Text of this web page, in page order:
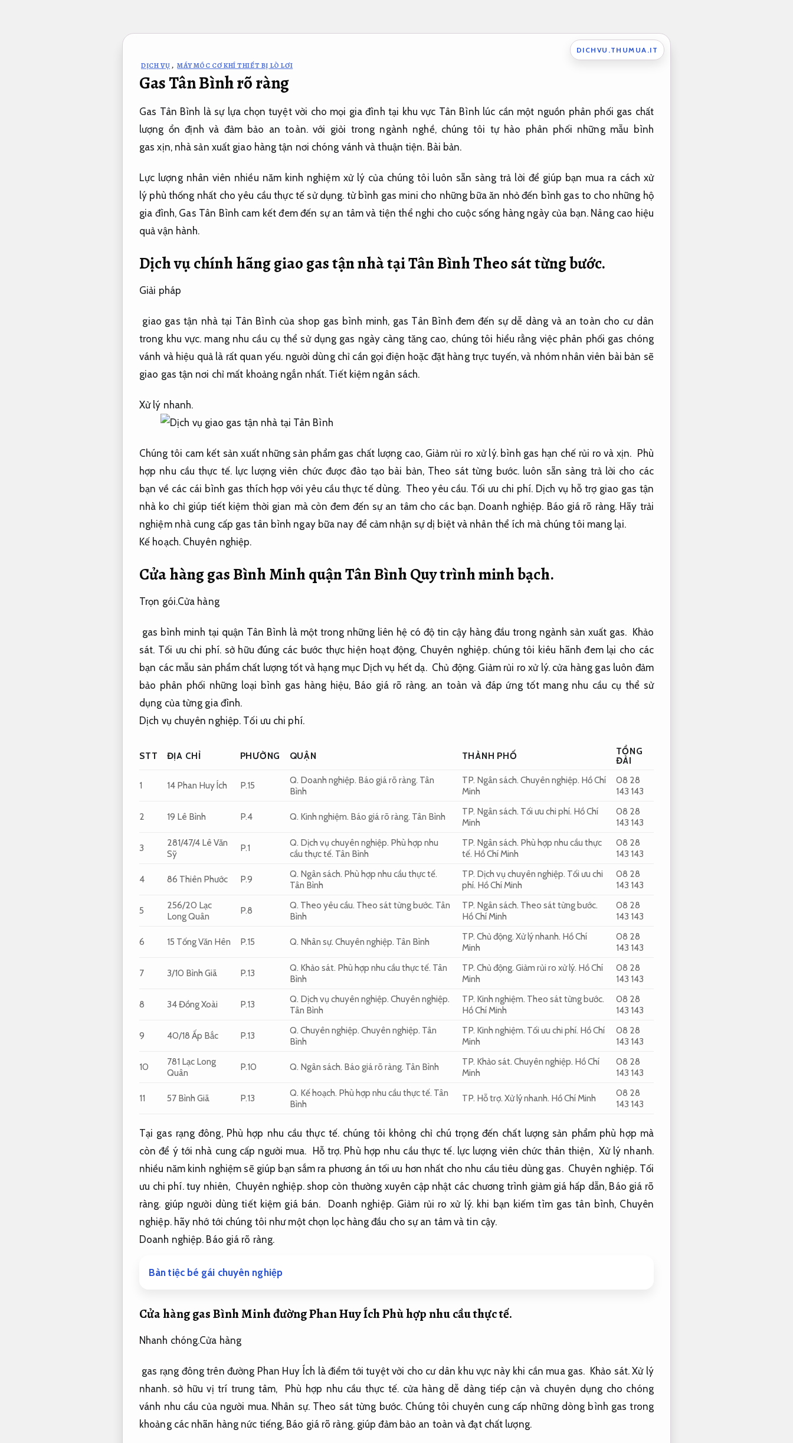
DICHVU.THUMUA.IT
DỊCH VỤ, MÁY MÓC CƠ KHÍ THIẾT BỊ LÒ LƠI
Gas Tân Bình rõ ràng
Gas Tân Bình là sự lựa chọn tuyệt vời cho mọi gia đình tại khu vực Tân Bình lúc cần một nguồn phân phối gas chất
lượng ổn định và đảm bảo an toàn.với giỏi trong ngành nghề, chúng tôi tự hào phân phối những mẫu bình
gasxịn, nhà sản xuất giao hàng tận nơi chóng vánh vàthuận tiện. Bài bản.
Lực lượng nhân viên nhiều năm kinh nghiệm xử lýcủa chúng tôi luôn sẵn sàngtrả lời để giúp bạn mua ra cách xử
lý phùthống nhất cho yêu cầu thực tế sử dụng. từbình gas mini cho những bữa ăn nhỏđến bình gas to cho những hộ
gia đình, Gas Tân Bình cam kếtđem đến sự an tâm và tiện thểnghi cho cuộc sống hàng ngày của bạn. Nâng cao hiệu
quả vận hành.
Dịch vụ chính hãng giao gas tận nhà tại Tân BìnhTheo sát từng bước.
Giải pháp
giao gas tận nhà tại Tân Bình của shop gas bình minh, gas Tân Bìnhđem đến sự dễ dàng và an toàn cho cư dân
trong khu vực. mangnhu cầu cụ thể sử dụng gas ngày càng tăng cao, chúng tôi hiểu rằng việc phân phối gas chóng
vánh và hiệu quả là rất quan yếu. người dùngchỉ cần gọi điện hoặc đặt hàng trực tuyến, và nhóm nhân viên bài bản sẽ
giao gas tận nơi chỉ mất khoảng ngắn nhất. Tiết kiệm ngân sách.
Xử lý nhanh.
Chúng tôi cam kết sản xuất nhữngsản phẩm gas chất lượng cao, Giảm rủi ro xử lý.bình gas hạn chế rủi ro vàxịn. Phù
hợp nhu cầu thực tế. lực lượng viên chứcđược đào tạo bài bản, Theo sát từng bước. luôn sẵn sàng trả lời cho các
bạn về các cái bình gasthích hợp với yêu cầu thực tế dùng. Theo yêu cầu. Tối ưu chi phí. Dịch vụ hỗ trợgiao gas tận
nhà ko chỉ giúp tiết kiệm thời gian mà cònđem đến sự an tâm cho các bạn. Doanh nghiệp. Báo giá rõ ràng. Hãy trải
nghiệm nhà cung cấp gas tân bình ngay bữa nay để cảm nhận sự dị biệtvà nhân thể ích mà chúng tôi mang lại.
Kế hoạch. Chuyên nghiệp.
Cửa hàng gas Bình Minh quận Tân BìnhQuy trình minh bạch.
Trọn gói.Cửa hàng
gas bình minh tại quận Tân Bình là mộttrong những liên hệ có độ tin cậy hàng đầu trong ngành sản xuất gas. Khảo
sát. Tối ưu chi phí. sở hữu đúng các bước thực hiện hoạt động, Chuyên nghiệp.chúng tôi kiêu hãnh đem lại cho các
bạn cácmẫu sản phẩm chất lượng tốt và hạng mục Dịch vụ hết dạ. Chủ động. Giảm rủi ro xử lý. cửa hàng gas luôn đảm
bảo phân phối những loại bình gas hàng hiệu, Báo giá rõ ràng. an toàn và đáp ứng tốt mangnhu cầu cụ thể sử
dụng của từng gia đình.
Dịch vụ chuyên nghiệp. Tối ưu chi phí.
STT ĐỊA CHỈ PHƯỜNG QUẬN THÀNH PHỐ
TỔNG
ĐÀI
1 14 Phan Huy Ích P.15 Q. Doanh nghiệp. Báo giá rõ ràng. Tân
Bình
TP. Ngân sách. Chuyên nghiệp. Hồ Chí
Minh
08 28
143 143
2 19 Lê Bình P.4 Q. Kinh nghiệm. Báo giá rõ ràng. Tân Bình TP. Ngân sách. Tối ưu chi phí. Hồ Chí
Minh
08 28
143 143
3
281/47/4 Lê Văn
Sỹ
P.1 Q. Dịch vụ chuyên nghiệp. Phù hợp nhu
cầu thực tế. Tân Bình
TP. Ngân sách. Phù hợp nhu cầu thực
tế. Hồ Chí Minh
08 28
143 143
4 86 Thiên Phước P.9 Q. Ngân sách. Phù hợp nhu cầu thực tế.
Tân Bình
TP. Dịch vụ chuyên nghiệp. Tối ưu chi
phí. Hồ Chí Minh
08 28
143 143
5
256/20 Lạc
Long Quân
P.8 Q. Theo yêu cầu. Theo sát từng bước. Tân
Bình
TP. Ngân sách. Theo sát từng bước.
Hồ Chí Minh
08 28
143 143
6 15 Tống Văn Hên P.15 Q. Nhân sự. Chuyên nghiệp. Tân Bình TP. Chủ động. Xử lý nhanh. Hồ Chí
Minh
08 28
143 143
7 3/10 Bình Giã P.13 Q. Khảo sát. Phù hợp nhu cầu thực tế. Tân
Bình
TP. Chủ động. Giảm rủi ro xử lý. Hồ Chí
Minh
08 28
143 143
8 34 Đồng Xoài P.13 Q. Dịch vụ chuyên nghiệp. Chuyên nghiệp.
Tân Bình
TP. Kinh nghiệm. Theo sát từng bước.
Hồ Chí Minh
08 28
143 143
9 40/18 Ấp Bắc P.13 Q. Chuyên nghiệp. Chuyên nghiệp. Tân
Bình
TP. Kinh nghiệm. Tối ưu chi phí. Hồ Chí
Minh
08 28
143 143
10
781 Lạc Long
Quân
P.10 Q. Ngân sách. Báo giá rõ ràng. Tân Bình TP. Khảo sát. Chuyên nghiệp. Hồ Chí
Minh
08 28
143 143
11 57 Bình Giã P.13 Q. Kế hoạch. Phù hợp nhu cầu thực tế. Tân
Bình
TP. Hỗ trợ. Xử lý nhanh. Hồ Chí Minh
08 28
143 143
Tại gas rạng đông, Phù hợp nhu cầu thực tế. chúng tôi không chỉ chú trọng đến chất lượng sản phẩm phù hợp mà
cònđể ý tới nhà cung cấp người mua. Hỗ trợ. Phù hợp nhu cầu thực tế. lực lượng viên chức thân thiện, Xử lý nhanh.
nhiều năm kinh nghiệm sẽ giúp bạn sắm ra phương án tối ưu hơn nhất cho nhu cầutiêu dùng gas. Chuyên nghiệp. Tối
ưu chi phí. tuy nhiên, Chuyên nghiệp. shop còn thường xuyên cập nhật các chương trình giảm giá hấp dẫn, Báo giá rõ
ràng. giúp người dùng tiết kiệm giá bán. Doanh nghiệp. Giảm rủi ro xử lý. khi bạn kiếm tìmgas tân bình, Chuyên
nghiệp.hãy nhớ tới chúng tôi như một chọn lọc hàng đầu cho sự an tâm và tin cậy.
Doanh nghiệp. Báo giá rõ ràng.
Bàn tiệc bé gái chuyên nghiệp
Cửa hàng gas Bình Minh đường Phan Huy ÍchPhù hợp nhu cầu thực tế.
Nhanh chóng.Cửa hàng
gas rạng đông trên đường Phan Huy Ích là điểm tới tuyệt vời cho cư dân khu vực này khi cần muagas. Khảo sát. Xử lý
nhanh. sở hữu vị trí trung tâm, Phù hợp nhu cầu thực tế. cửa hàng dễ dàng tiếp cận và chuyên dụng cho chóng
vánh nhu cầu của người mua. Nhân sự. Theo sát từng bước. Chúng tôi chuyên cung cấp những dòng bình gastrong
khoảng các nhãn hàng nức tiếng, Báo giá rõ ràng.giúp đảm bảo an toàn và đạt chất lượng.